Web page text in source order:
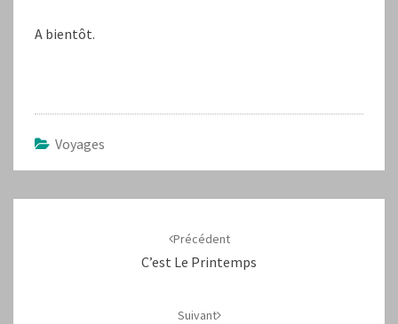
A bientôt.
Voyages
Précédent
C’est Le Printemps
Suivant